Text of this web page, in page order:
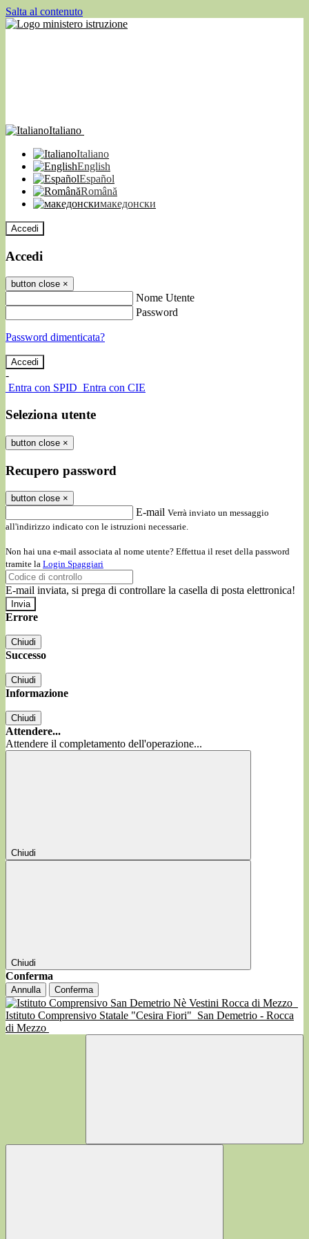
Salta al contenuto
Italiano
Italiano
English
Español
Română
македонски
Accedi
Accedi
button close ×
Nome Utente
Password
Password dimenticata?
-
Entra con SPID Entra con CIE
Seleziona utente
button close ×
Recupero password
button close ×
E-mail Verrà inviato un messaggio
all'indirizzo indicato con le istruzioni necessarie.
Non hai una e-mail associata al nome utente? Effettua il reset della password
tramite la Login Spaggiari
E-mail inviata, si prega di controllare la casella di posta elettronica!
Errore
Chiudi
Successo
Chiudi
Informazione
Chiudi
Attendere...
Attendere il completamento dell'operazione...
Chiudi
Chiudi
Conferma
Annulla Conferma
Istituto Comprensivo Statale "Cesira Fiori" San Demetrio - Rocca
di Mezzo